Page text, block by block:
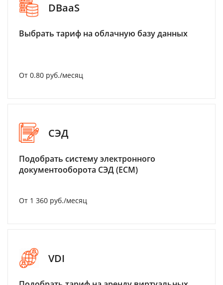
DBaaS
Выбрать тариф на облачную базу данных
От 0.80 руб./месяц
СЭД
Подобрать систему электронного
документооборота СЭД (ECM)
От 1 360 руб./месяц
VDI